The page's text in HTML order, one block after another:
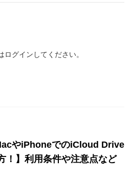
ログイン してください。
やiPhoneでのiCloud Drive
！】利用条件や注意点など